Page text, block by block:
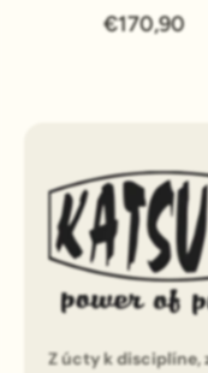
€170,90
Z úcty k disciplíne,